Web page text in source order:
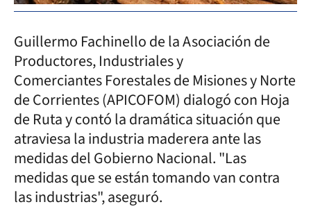
Guillermo Fachinello de la Asociación de
Productores, Industriales y
Comerciantes Forestales de Misiones y Norte
de Corrientes (APICOFOM) dialogó con Hoja
de Ruta y contó la dramática situación que
atraviesa la industria maderera ante las
medidas del Gobierno Nacional. "Las
medidas que se están tomando van contra
las industrias", aseguró.